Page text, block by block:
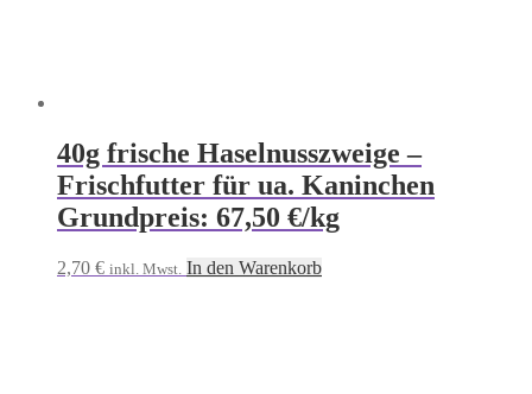
40g frische Haselnusszweige –
Frischfutter für ua. Kaninchen
Grundpreis: 67,50 €/kg
2,70 € inkl. Mwst. In den Warenkorb